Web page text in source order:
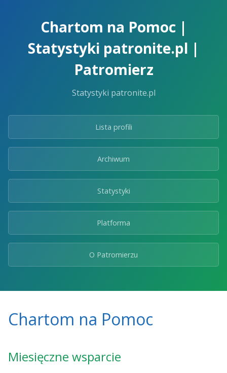
Chartom na Pomoc |
Statystyki patronite.pl |
Patromierz
Statystyki patronite.pl
Lista profili
Archiwum
Statystyki
Platforma
O Patromierzu
Chartom na Pomoc
Miesięczne wsparcie